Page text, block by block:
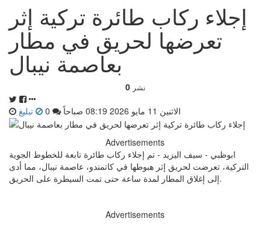
إجلاء ركاب طائرة تركية إثر
تعرضها لحريق في مطار
بعاصمة نيبال
0 نشر
الاثنين 11 مايو 2026 08:19 صباحاً تبليغ
Advertisements
ابوظبي - سيف اليزيد - تم إجلاء ركاب طائرة تابعة للخطوط الجوية
التركية، تعرضت لحريق إثر هبوطها في كاتمندو، عاصمة نيبال، ‌مما ⁠أدى
إلى إغلاق ‌المطار ⁠لمدة ساعة حتى ​تمت ⁠السيطرة على الحريق.
Advertisements